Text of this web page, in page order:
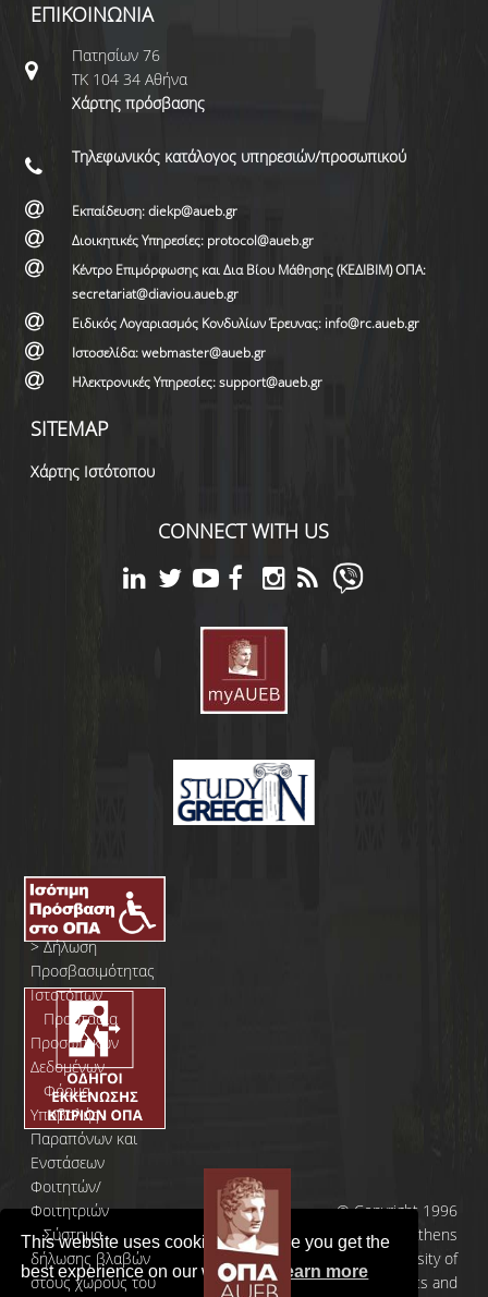
This website uses cookies to ensure you get the
best experience on our website.Learn more
ΕΠΙΚΟΙΝΩΝΙΑ
Πατησίων 76
ΤΚ 104 34 Αθήνα
Χάρτης πρόσβασης
Τηλεφωνικός κατάλογος υπηρεσιών/προσωπικού
Εκπαίδευση: diekp@aueb.gr
Διοικητικές Υπηρεσίες: protocol@aueb.gr
Κέντρο Επιμόρφωσης και Δια Βίου Μάθησης (ΚΕΔΙΒΙΜ) ΟΠΑ:
secretariat@diaviou.aueb.gr
Ειδικός Λογαριασμός Κονδυλίων Έρευνας: info@rc.aueb.gr
Ιστοσελίδα: webmaster@aueb.gr
Ηλεκτρονικές Υπηρεσίες: support@aueb.gr
SITEMAP
Χάρτης Ιστότοπου
CONNECT WITH US
>Δήλωση
Προσβασιμότητας
Ιστοτόπων
Προστασία
Προσωπικών
Δεδομένων
Φόρμα
Yποβολής
Παραπόνων και
Ενστάσεων
Φοιτητών/
Φοιτητριών
>Σύστημα
δήλωσης βλαβών
στους χώρους του
© Copyright 1996
- 2026 | Athens
University of
Economics and